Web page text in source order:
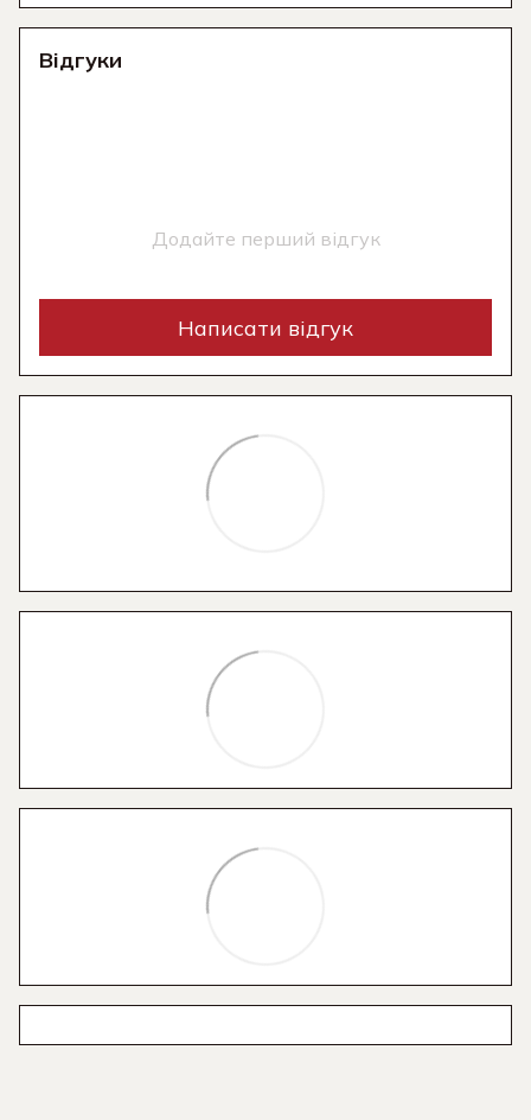
Відгуки
Додайте перший відгук
Написати відгук